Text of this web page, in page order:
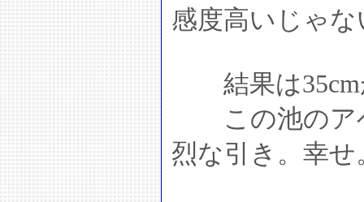
感度高いじゃ
結果は35cm
この池のア
烈な引き。幸せ